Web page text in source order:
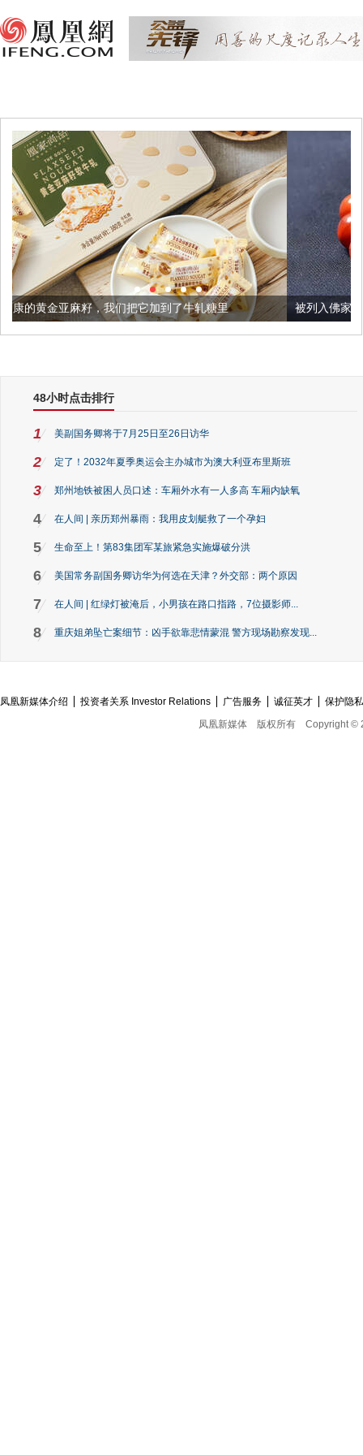
们把它加到了牛轧糖里 被列入佛家七宝的它到底有多美？
48小时点击排行
1 美副国务卿将于7月25日至26日访华
2 定了！2032年夏季奥运会主办城市为澳大利亚布里斯班
3 郑州地铁被困人员口述：车厢外水有一人多高 车厢内缺氧
4 在人间 | 亲历郑州暴雨：我用皮划艇救了一个孕妇
5 生命至上！第83集团军某旅紧急实施爆破分洪
6 美国常务副国务卿访华为何选在天津？外交部：两个原因
7 在人间 | 红绿灯被淹后，小男孩在路口指路，7位摄影师...
8 重庆姐弟坠亡案细节：凶手欲靠悲情蒙混 警方现场勘察发现...
凤凰新媒体介绍 投资者关系 Investor Relations 广告服务 诚征英才
保护隐
凤凰新媒体
版权所有 Copyright ©